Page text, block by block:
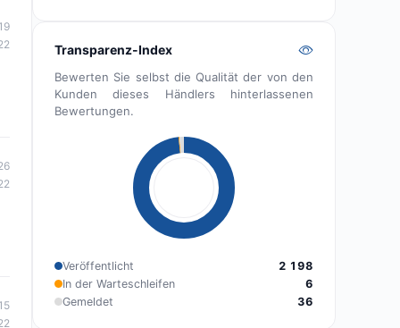
Transparenz-Index
Bewerten Sie selbst die Qualität der von den
Kunden dieses Händlers hinterlassenen
Bewertungen.
Veröffentlicht
2 198
In der Warteschleifen
6
Gemeldet
36